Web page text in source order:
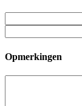
Opmerkingen